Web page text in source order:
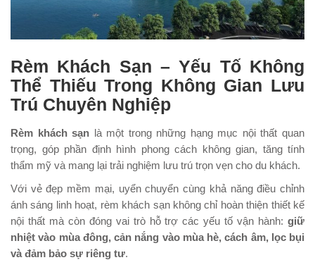
Rèm Khách Sạn – Yếu Tố Không
Thể Thiếu Trong Không Gian Lưu
Trú Chuyên Nghiệp
Rèm khách sạn là một trong những hạng mục nội thất quan
trọng, góp phần định hình phong cách không gian, tăng tính
thẩm mỹ và mang lại trải nghiệm lưu trú trọn vẹn cho du khách.
Với vẻ đẹp mềm mại, uyển chuyển cùng khả năng điều chỉnh
ánh sáng linh hoạt, rèm khách sạn không chỉ hoàn thiện thiết kế
nội thất mà còn đóng vai trò hỗ trợ các yếu tố vận hành: giữ
nhiệt vào mùa đông, cản nắng vào mùa hè, cách âm, lọc bụi
và đảm bảo sự riêng tư.